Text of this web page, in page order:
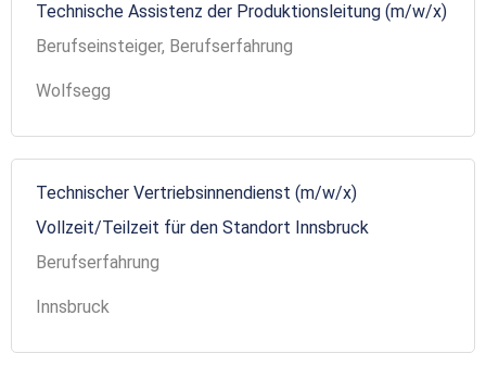
Technische Assistenz der Produktionsleitung (m/w/x)
Berufseinsteiger, Berufserfahrung
Wolfsegg
Technischer Vertriebsinnendienst (m/w/x)
Vollzeit/Teilzeit für den Standort Innsbruck
Berufserfahrung
Innsbruck